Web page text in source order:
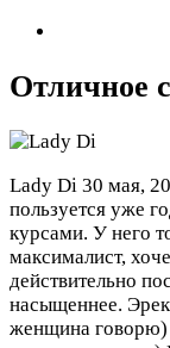
Отличное
Lady Di 30 мая,
пользуется уже
курсами. У него
максималист,
действительно
насыщеннее.
женщина говорю)